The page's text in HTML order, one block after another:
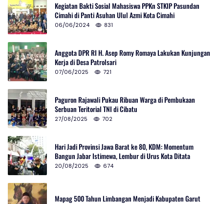
Kegiatan Bakti Sosial Mahasiswa PPKn STKIP Pasundan
Cimahi di Panti Asuhan Ulul Azmi Kota Cimahi
06/06/2024 831
Anggota DPR RI H. Asep Romy Romaya Lakukan Kunjungan
Kerja di Desa Patrolsari
07/06/2025 721
Paguron Rajawali Pukau Ribuan Warga di Pembukaan
Serbuan Teritorial TNI di Cibatu
27/08/2025 702
Hari Jadi Provinsi Jawa Barat ke 80, KDM: Momentum
Bangun Jabar Istimewa, Lembur di Urus Kota Ditata
20/08/2025 674
Mapag 500 Tahun Limbangan Menjadi Kabupaten Garut